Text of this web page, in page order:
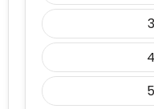
3
4
5